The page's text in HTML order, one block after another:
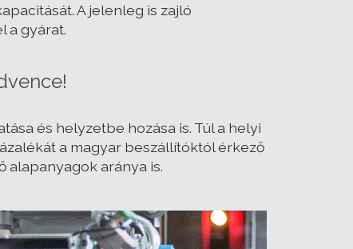
A jelenleg is zajló
a gyárat.
és helyzetbe hozása is. Túl a helyi
a magyar beszállítóktól érkező
alapanyagok aránya is.